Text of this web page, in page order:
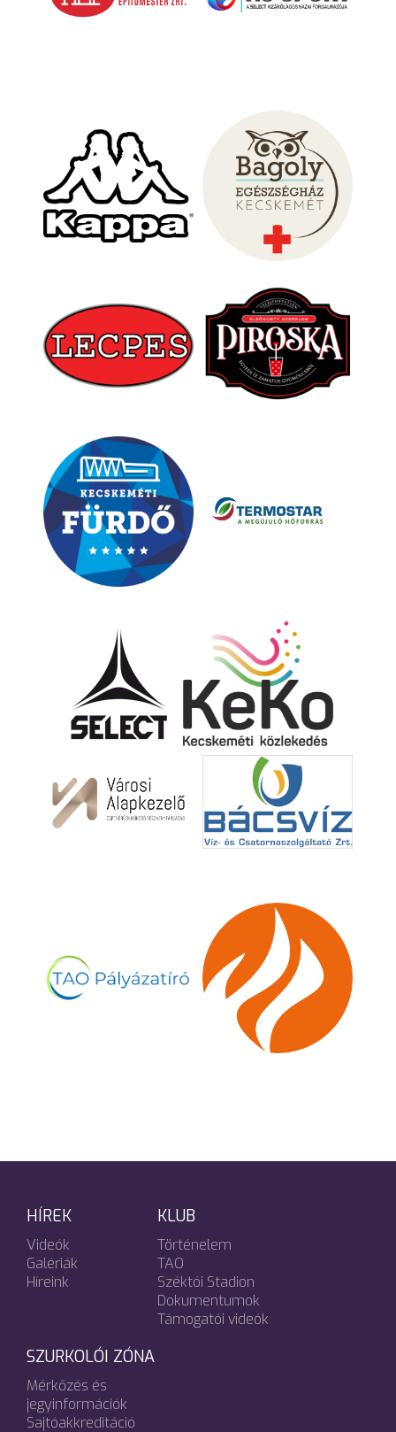
HÍREK
Videók
Galériák
Híreink
KLUB
Történelem
TAO
Széktói Stadion
Dokumentumok
Támogatói videók
SZURKOLÓI ZÓNA
Mérkőzés és
jegyinformációk
Sajtóakkreditáció